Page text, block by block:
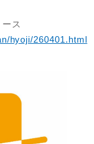
ス
hyoji/260401.html